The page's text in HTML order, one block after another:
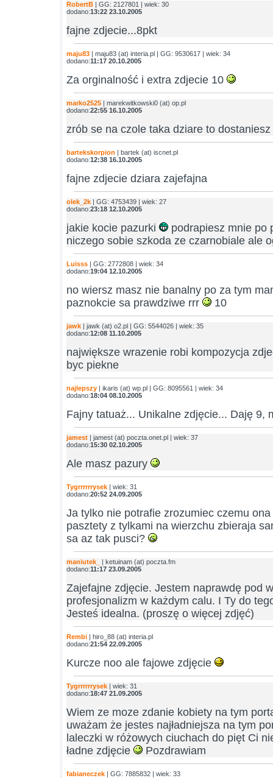
RobertB | GG: 2127801 | wiek: 30
dodano:13:22 23.10.2005
fajne zdjecie...8pkt
maju83 | maju83 (at) interia.pl | GG: 9530617 | wiek: 34
dodano:11:17 20.10.2005
Za orginalność i extra zdjecie 10
marko2525 | marekwitkowski0 (at) op.pl
dodano:22:55 16.10.2005
zrób se na czole taka dziare to
bartekskorpion | bartek (at) iscnet.pl
dodano:12:38 16.10.2005
fajne zdjecie dziara zajefajna
olek_2k | GG: 4753439 | wiek: 27
dodano:23:18 12.10.2005
jakie kocie pazurki
podrapiesz mnie po
niczego sobie szkoda ze czarnobiale ale
Luisss | GG: 2772808 | wiek: 34
dodano:19:04 12.10.2005
no wiersz masz nie banalny po za tym
paznokcie sa prawdziwe rrr
10
jawk | jawk (at) o2.pl | GG: 5544026 | wiek: 35
dodano:12:08 11.10.2005
największe wrazenie robi kompozycja
byc piekne
najlepszy | ikaris (at) wp.pl | GG: 8095561 | wiek: 34
dodano:18:04 08.10.2005
Fajny tatuaż... Unikalne zdjęcie... Daję 9,
jamest | jamest (at) poczta.onet.pl | wiek: 37
dodano:15:30 02.10.2005
Ale masz pazury
Tygrrrrrrysek | wiek: 31
dodano:20:52 24.09.2005
Ja tylko nie potrafie zrozumiec czemu
pasztety z tylkami na wierzchu zbieraja
sa az tak pusci?
maniutek_
| ketuinam (at) poczta.fm
dodano:11:17 23.09.2005
Zajefajne zdjęcie. Jestem naprawdę pod
profesjonalizm w każdym calu. I Ty do
Jesteś idealna. (proszę o więcej zdjęć)
Rembi | hiro_88 (at) interia.pl
dodano:21:54 22.09.2005
Kurcze noo ale fajowe zdjęcie
Tygrrrrrrysek | wiek: 31
dodano:18:47 21.09.2005
Wiem ze moze zdanie kobiety na tym
uważam że jestes najładniejsza na tym
laleczki w różowych ciuchach do pięt Ci
ładne zdjęcie
Pozdrawiam
fabianeczek | GG: 7885832 | wiek: 33